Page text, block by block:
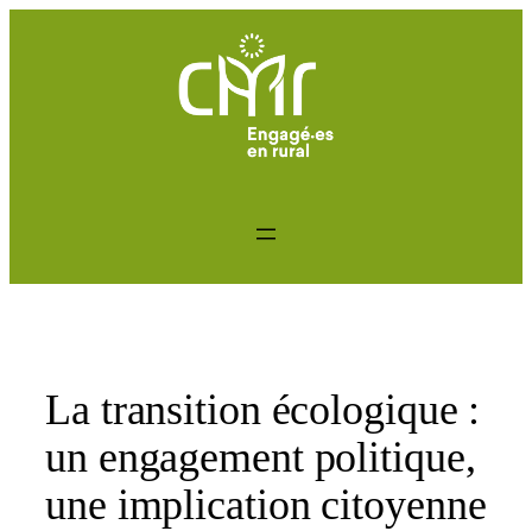
La transition écologique :
un engagement politique,
une implication citoyenne